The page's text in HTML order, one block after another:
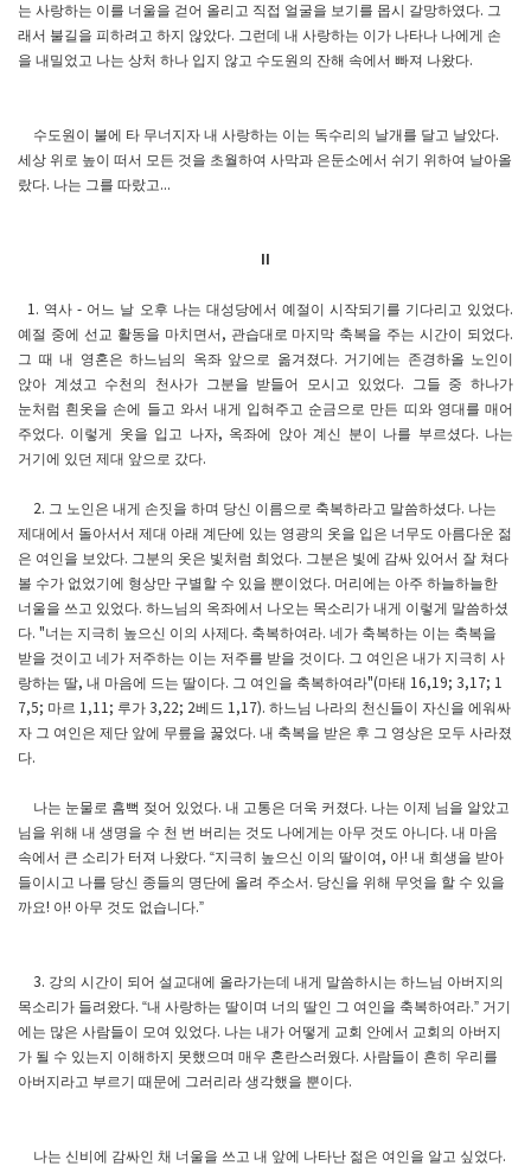
는 사랑하는 이를 너울을 걷어 올리고 직접 얼굴을 보기를 몹시 갈망하였다. 그
래서 불길을 피하려고 하지 않았다. 그런데 내 사랑하는 이가 나타나 나에게 손
을 내밀었고 나는 상처 하나 입지 않고 수도원의 잔해 속에서 빠져 나왔다.
수도원이 불에 타 무너지자 내 사랑하는 이는 독수리의 날개를 달고 날았다.
세상 위로 높이 떠서 모든 것을 초월하여 사막과 은둔소에서 쉬기 위하여 날아올
랐다. 나는 그를 따랐고...
1. 역사- 어느 날 오후 나는 대성당에서 예절이 시작되기를 기다리고 있었다.
예절 중에 선교 활동을 마치면서 , 관습대로 마지막 축복을 주는 시간이 되었다.
그 때 내 영혼은 하느님의 옥좌 앞으로 옮겨졌다. 거기에는 존경하올 노인이
앉아 계셨고 수천의 천사가 그분을 받들어 모시고 있었다.
그들 중 하나가
눈처럼 흰옷을 손에 들고 와서 내게 입혀주고 순금으로 만든 띠와 영대를 매어
주었다. 이렇게 옷을 입고 나자, 옥좌에 앉아 계신 분이 나를 부르셨다. 나는
거기에 있던 제대 앞으로 갔다.
2. 그 노인은 내게 손짓을 하며 당신 이름으로 축복하라고 말씀하셨다. 나는
제대에서 돌아서서 제대 아래 계단에 있는 영광의 옷을 입은 너무도 아름다운 젊
은 여인을 보았다. 그분의 옷은 빛처럼 희었다. 그분은 빛에 감싸 있어서 잘 쳐다
볼 수가 없었기에 형상만 구별할 수 있을 뿐이었다. 머리에는 아주 하늘하늘한
너울을 쓰고 있었다. 하느님의 옥좌에서 나오는 목소리가 내게 이렇게 말씀하셨
다. "너는 지극히 높으신 이의 사제다. 축복하여라. 네가 축복하는 이는 축복을
받을 것이고 네가 저주하는 이는 저주를 받을 것이다. 그 여인은 내가 지극히 사
랑하는 딸, 내 마음에 드는 딸이다. 그 여인을 축복하여라"(마태 16,19; 3,17; 1
7,5; 마르 1,11; 루가 3,22; 2베드 1,17). 하느님 나라의 천신들이 자신을 에워싸
자 그 여인은 제단 앞에 무릎을 꿇었다. 내 축복을 받은 후 그 영상은 모두 사라졌
다.
나는 눈물로 흠뻑 젖어 있었다.내 고통은 더욱 커졌다. 나는 이제 님을 알았고
님을 위해 내 생명을 수 천 번 버리는 것도 나에게는 아무 것도 아니다. 내 마음
속에서 큰 소리가 터져 나왔다. “지극히 높으신 이의 딸이여 , 아! 내 희생을 받아
들이시고 나를 당신 종들의 명단에 올려 주소서 . 당신을 위해 무엇을 할 수 있을
까요! 아! 아무 것도 없습니다.”
3. 강의 시간이 되어 설교대에 올라가는데 내게 말씀하시는 하느님 아버지의
목소리가 들려왔다. “내 사랑하는 딸이며 너의 딸인 그 여인을 축복하여라.” 거기
에는 많은 사람들이 모여 있었다. 나는 내가 어떻게 교회 안에서 교회의 아버지
가 될 수 있는지 이해하지 못했으며 매우 혼란스러웠다. 사람들이 흔히 우리를
아버지라고 부르기 때문에 그러리라 생각했을 뿐이다.
나는 신비에 감싸인 채 너울을 쓰고 내 앞에 나타난 젊은 여인을 알고 싶었다.